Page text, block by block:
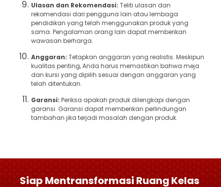
Ulasan dan Rekomendasi: Teliti ulasan dan
rekomendasi dari pengguna lain atau lembaga
pendidikan yang telah menggunakan produk yang
sama. Pengalaman orang lain dapat memberikan
wawasan berharga.
Anggaran: Tetapkan anggaran yang realistis. Meskipun
kualitas penting, Anda harus memastikan bahwa meja
dan kursi yang dipilih sesuai dengan anggaran yang
telah ditentukan.
Garansi: Periksa apakah produk dilengkapi dengan
garansi. Garansi dapat memberikan perlindungan
tambahan jika terjadi masalah dengan produk.
Siap Mentransformasi Ruang Kelas